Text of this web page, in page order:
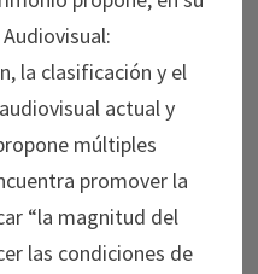
la clasificación y el
actual y
múltiples
promover la
“la magnitud del
las condiciones de